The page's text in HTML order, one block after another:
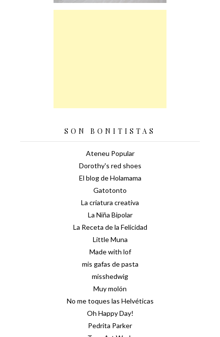
SON BONITISTAS
Ateneu Popular
Dorothy's red shoes
El blog de Holamama
Gatotonto
La criatura creativa
La Niña Bipolar
La Receta de la Felicidad
Little Muna
Made with lof
mis gafas de pasta
misshedwig
Muy molón
No me toques las Helvéticas
Oh Happy Day!
Pedrita Parker